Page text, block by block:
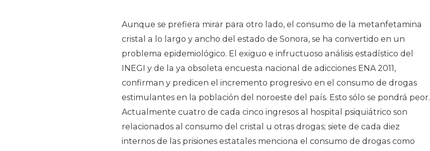
Aunque se prefiera mirar para otro lado, el consumo de la metanfetamina
cristal a lo largo y ancho del estado de Sonora, se ha convertido en un
problema epidemiológico. El exiguo e infructuoso análisis estadístico del
INEGI y de la ya obsoleta encuesta nacional de adicciones ENA 2011,
confirman y predicen el incremento progresivo en el consumo de drogas
estimulantes en la población del noroeste del país. Esto sólo se pondrá peor.
Actualmente cuatro de cada cinco ingresos al hospital psiquiátrico son
relacionados al consumo del cristal u otras drogas; siete de cada diez
internos de las prisiones estatales menciona el consumo de drogas como